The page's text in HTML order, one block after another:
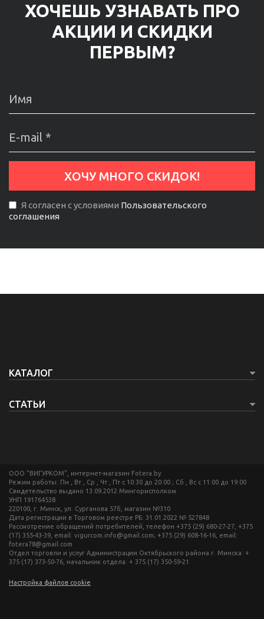
ХОЧЕШЬ УЗНАВАТЬ ПРО
АКЦИИ И СКИДКИ
ПЕРВЫМ?
Я согласен с условиями Пользовательского
соглашения
КАТАЛОГ
СТАТЬИ
ООО "ВИГУРКОМ", интернет-магазин Fotera.by
Режим работы: Пн , Вт , Ср , Чт , Пт c 10:30 до 20:00 ; Сб , Вс c 11:00 до 19:00
Свидетельство выдано 13.09.2012 Мингорисполком
УНП 191764538
220100, г. Минск, ул. Сурганова 57б, магазин №310
Дата регистрации в Торговом реестре РБ: 31.01.2022 № 527848
Рассмотрение обращений потребителей, телефон +375 (29) 680-27-27, +375
(17) 355-43-39, email: vigurcom.info@gmail.com; +375 (29) 608-16-16, email:
fotera78@gmail.com
Отдел торговли и услуг Администрации Октябрьского района г. Минска: +
375 (17) 373-50-76, начальник отдела: + 375 (17) 350-59-21
Настройка файлов cookie